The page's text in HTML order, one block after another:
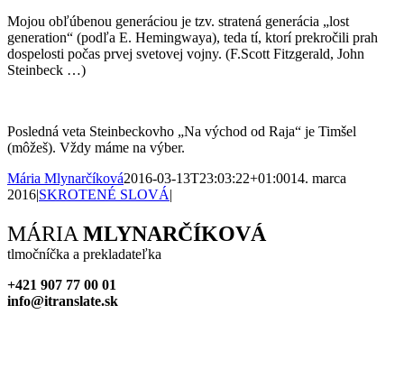
Mojou obľúbenou generáciou je tzv. stratená generácia „lost
generation“ (podľa E. Hemingwaya), teda tí, ktorí prekročili prah
dospelosti počas prvej svetovej vojny. (F.Scott Fitzgerald, John
Steinbeck …)
Posledná veta Steinbeckovho „Na východ od Raja“ je Timšel
(môžeš). Vždy máme na výber.
Mária Mlynarčíková2016-03-13T23:03:22+01:0014. marca
2016|SKROTENÉ SLOVÁ|
Facebook
X
Reddit
LinkedIn
WhatsApp
Tumblr
Pinterest
Vk
Xing
Email
MÁRIA MLYNARČÍKOVÁ
tlmočníčka a prekladateľka
+421 907 77 00 01
info@itranslate.sk